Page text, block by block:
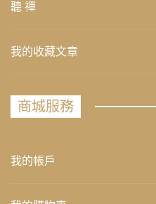
聽 禪
我的收藏文章
商城服務
我的帳戶